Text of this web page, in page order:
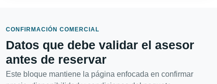
CONFIRMACIÓN COMERCIAL
Datos que debe validar el asesor
antes de reservar
Este bloque mantiene la página enfocada en confirmar